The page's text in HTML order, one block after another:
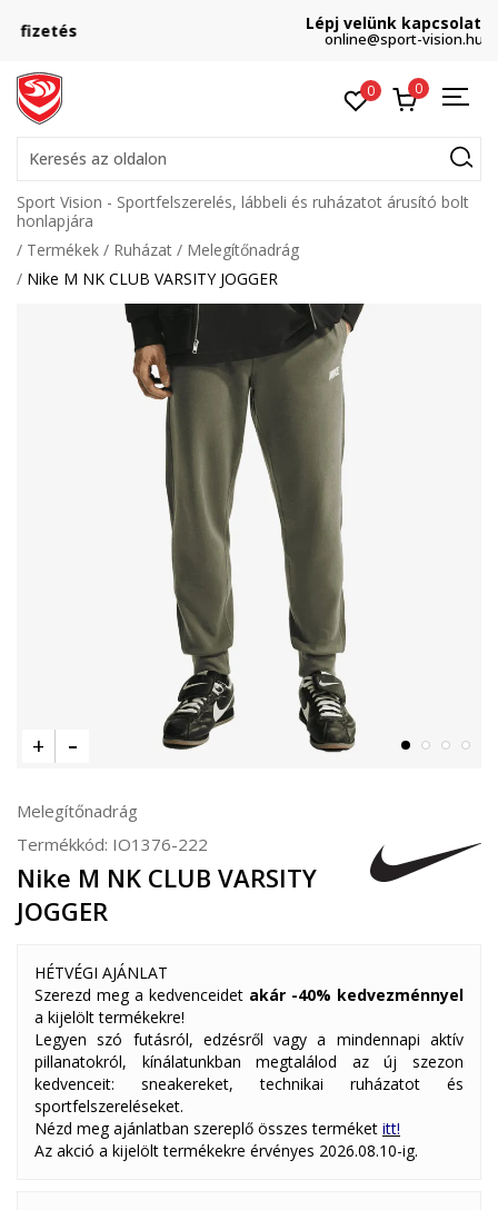
Lépj velünk kapcsolatba
online@sport-vision.hu
0 0
Keresés az oldalon
Sport Vision - Sportfelszerelés, lábbeli és ruházatot árusító bolt
honlapjára
Termékek
Ruházat
Melegítőnadrág
Nike M NK CLUB VARSITY JOGGER
Melegítőnadrág
Termékkód: IO1376-222
Nike M NK CLUB VARSITY
JOGGER
HÉTVÉGI AJÁNLAT
Szerezd meg a kedvenceidet akár -40% kedvezménnyel
a kijelölt termékekre!
Legyen szó futásról, edzésről vagy a mindennapi aktív
pillanatokról, kínálatunkban megtalálod az új szezon
kedvenceit: sneakereket, technikai ruházatot és
sportfelszereléseket.
Nézd meg ajánlatban szereplő összes terméket itt!
Az akció a kijelölt termékekre érvényes 2026.08.10-ig.